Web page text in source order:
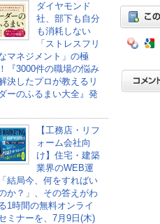
ダイヤモンド
社、部下も自分
も消耗しない
「ストレスフリ
マネジメント」の極
『3000件の職場の悩み
決したプロが教えるリ
ーのふるまい大全』発
【工務店・リフ
ォーム会社向
け】住宅・建築
業界のWEB運
結局今、何をすればい
か？」、その答えがわ
1時間の無料オンライ
ミナーを、7月9日(木)